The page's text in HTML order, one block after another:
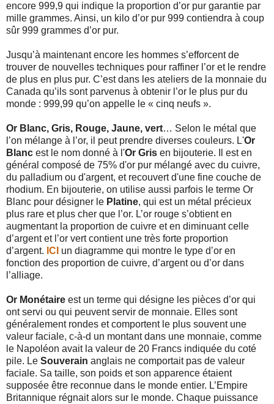
encore 999,9 qui indique la proportion d’or pur garantie par
mille grammes. Ainsi, un kilo d’or pur 999 contiendra à coup
sûr 999 grammes d’or pur.
Jusqu’à maintenant encore les hommes s’efforcent de
trouver de nouvelles techniques pour raffiner l’or et le rendre
de plus en plus pur. C’est dans les ateliers de la monnaie du
Canada qu’ils sont parvenus à obtenir l’or le plus pur du
monde : 999,99 qu’on appelle le « cinq neufs ».
Or Blanc, Gris, Rouge, Jaune, vert… Selon le métal que
l’on mélange à l’or, il peut prendre diverses couleurs. L'Or
Blanc est le nom donné à l'Or Gris en bijouterie. Il est en
général composé de 75% d'or pur mélangé avec du cuivre,
du palladium ou d'argent, et recouvert d'une fine couche de
rhodium. En bijouterie, on utilise aussi parfois le terme Or
Blanc pour désigner le Platine, qui est un métal précieux
plus rare et plus cher que l’or. L’or rouge s’obtient en
augmentant la proportion de cuivre et en diminuant celle
d’argent et l’or vert contient une très forte proportion
d’argent. ICI un diagramme qui montre le type d’or en
fonction des proportion de cuivre, d’argent ou d’or dans
l’alliage.
Or Monétaire est un terme qui désigne les pièces d’or qui
ont servi ou qui peuvent servir de monnaie. Elles sont
généralement rondes et comportent le plus souvent une
valeur faciale, c-à-d un montant dans une monnaie, comme
le Napoléon avait la valeur de 20 Francs indiquée du coté
pile. Le Souverain anglais ne comportait pas de valeur
faciale. Sa taille, son poids et son apparence étaient
supposée être reconnue dans le monde entier. L’Empire
Britannique régnait alors sur le monde. Chaque puissance